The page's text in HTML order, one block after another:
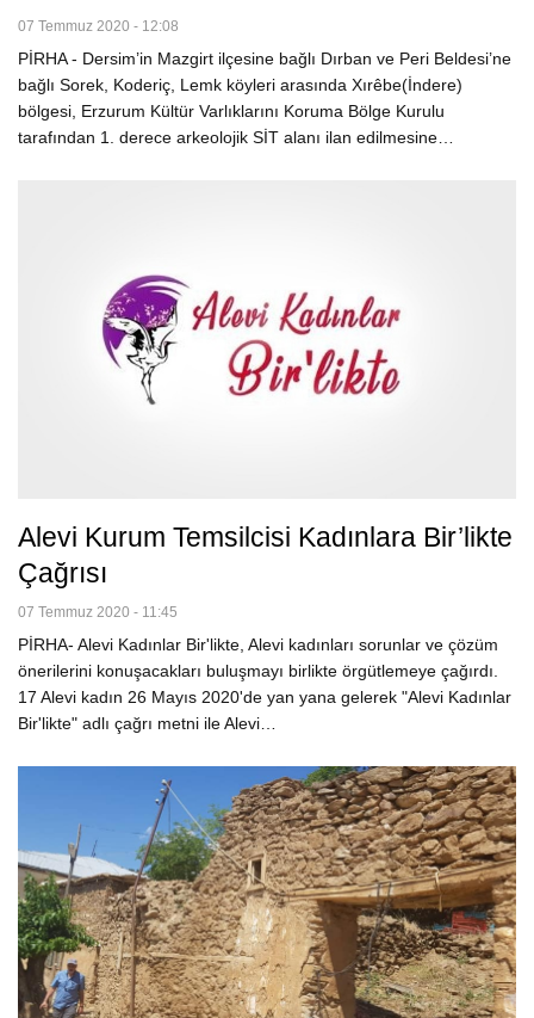
07 Temmuz 2020 - 12:08
PİRHA - Dersim’in Mazgirt ilçesine bağlı Dırban ve Peri Beldesi’ne
bağlı Sorek, Koderiç, Lemk köyleri arasında Xırêbe(İndere)
bölgesi, Erzurum Kültür Varlıklarını Koruma Bölge Kurulu
tarafından 1. derece arkeolojik SİT alanı ilan edilmesine…
Alevi Kurum Temsilcisi Kadınlara Bir’likte
Çağrısı
07 Temmuz 2020 - 11:45
PİRHA- Alevi Kadınlar Bir'likte, Alevi kadınları sorunlar ve çözüm
önerilerini konuşacakları buluşmayı birlikte örgütlemeye çağırdı.
17 Alevi kadın 26 Mayıs 2020'de yan yana gelerek "Alevi Kadınlar
Bir'likte" adlı çağrı metni ile Alevi…